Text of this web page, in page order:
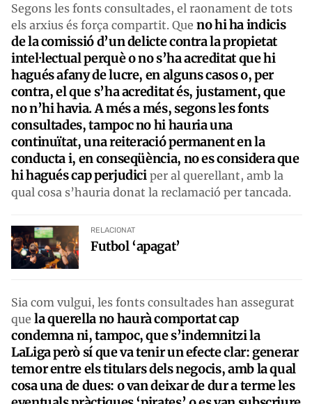
Segons les fonts consultades, el raonament de tots
els arxius és força compartit. Que no hi ha indicis
de la comissió d’un delicte contra la propietat
intel·lectual perquè o no s’ha acreditat que hi
hagués afany de lucre, en alguns casos o, per
contra, el que s’ha acreditat és, justament, que
no n’hi havia. A més a més, segons les fonts
consultades, tampoc no hi hauria una
continuïtat, una reiteració permanent en la
conducta i, en conseqüència, no es considera que
hi hagués cap perjudici per al querellant, amb la
qual cosa s’hauria donat la reclamació per tancada.
RELACIONAT
Futbol ‘apagat’
Sia com vulgui, les fonts consultades han assegurat
que la querella no haurà comportat cap
condemna ni, tampoc, que s’indemnitzi la
LaLiga però sí que va tenir un efecte clar: generar
temor entre els titulars dels negocis, amb la qual
cosa una de dues: o van deixar de dur a terme les